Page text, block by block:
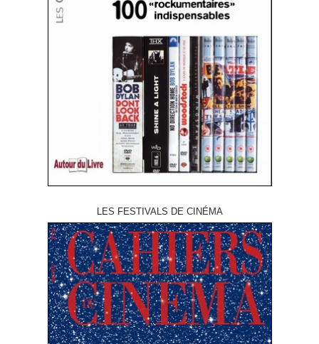
LES FESTIVALS DE CINÉMA